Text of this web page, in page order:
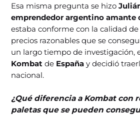
Esa misma pregunta se hizo
emprendedor argentino amante
estaba conforme con la calidad de
precios razonables que se
un largo tiempo de investigación,
Kombatde Españay decidió
nacional.
¿Qué diferencia a Kombat con
paletas que se pueden